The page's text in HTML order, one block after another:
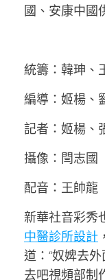
國、安康中國
統籌：韓珅、
編導：姬楊、
記者：姬楊、
攝像：閆志國
配音：王帥龍
新華社音彩秀
中醫診所設計
道：“奴婢去
去吧視頻部制